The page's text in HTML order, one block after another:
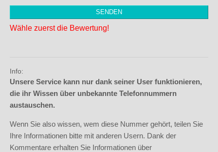
Wähle zuerst die Bewertung!
Info:
Unsere Service kann nur dank seiner User funktionieren,
die ihr Wissen über unbekannte Telefonnummern
austauschen.
Wenn Sie also wissen, wem diese Nummer gehört, teilen Sie
Ihre Informationen bitte mit anderen Usern. Dank der
Kommentare erhalten Sie Informationen über